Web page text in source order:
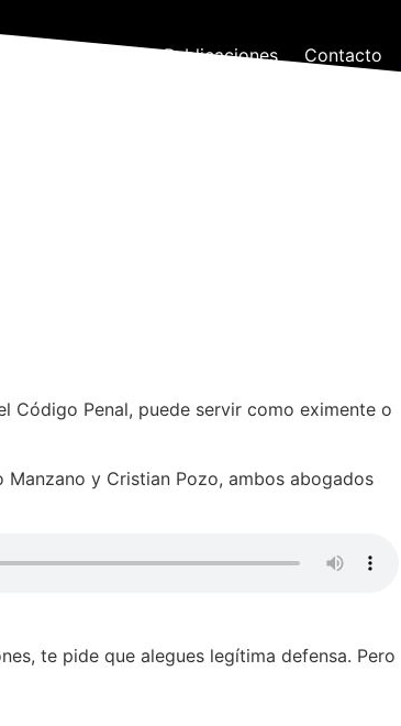
Publicaciones Contacto
Código Penal, puede servir como eximente o
y Cristian Pozo, ambos abogados
te pide que alegues legítima defensa. Pero